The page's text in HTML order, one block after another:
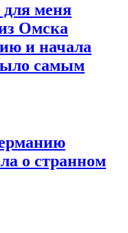
для меня
Омска
и начала
самым
о странном